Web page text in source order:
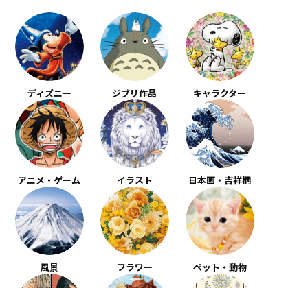
ディズニー ジブリ作品 キャラクター
アニメ・ゲーム イラスト 日本画・吉祥柄
風景 フラワー ペット・動物